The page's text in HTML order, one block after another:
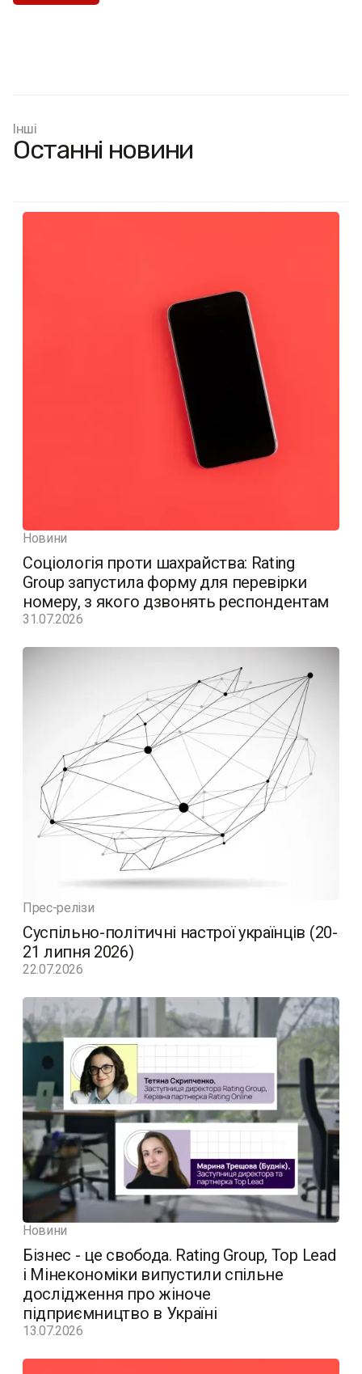
Інші
Останні новини
Новини
Соціологія проти шахрайства: Rating
Group запустила форму для перевірки
номеру, з якого дзвонять респондентам
31.07.2026
Прес-релізи
Суспільно-політичні настрої українців (20-
21 липня 2026)
22.07.2026
Новини
Бізнес - це свобода. Rating Group, Top Lead
і Мінекономіки випустили спільне
дослідження про жіноче
підприємництво в Україні
13.07.2026